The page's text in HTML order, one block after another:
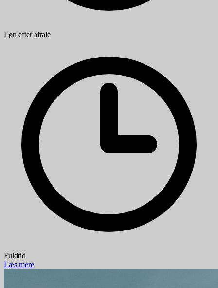
Løn efter aftale
Fuldtid
Læs mere